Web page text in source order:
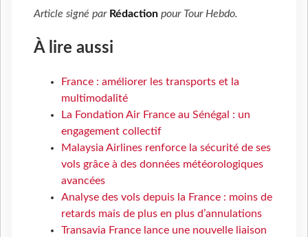
Article signé par Rédaction pour Tour Hebdo.
À lire aussi
France : améliorer les transports et la
multimodalité
La Fondation Air France au Sénégal : un
engagement collectif
Malaysia Airlines renforce la sécurité de ses
vols grâce à des données météorologiques
avancées
Analyse des vols depuis la France : moins de
retards mais de plus en plus d’annulations
Transavia France lance une nouvelle liaison